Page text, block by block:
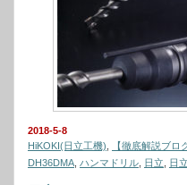
2018-5-8
HiKOKI(日立工機)
【徹底解説ブロ
DH36DMA ハンマドリル 日立 日